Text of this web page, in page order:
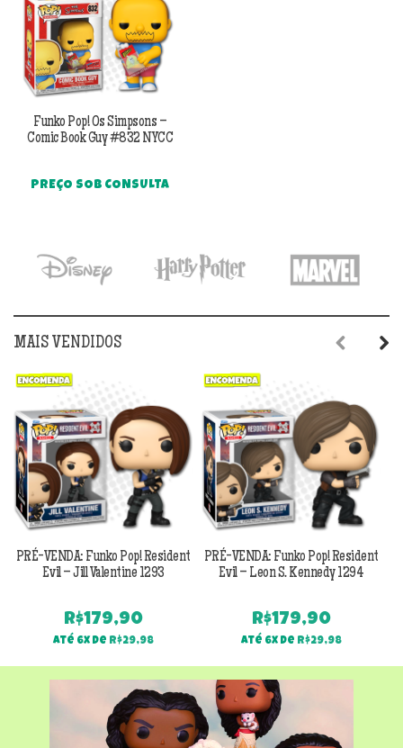
Funko Pop! Os Simpsons –
Comic Book Guy #832 NYCC
PREÇO SOB CONSULTA
MAIS VENDIDOS
PRÉ-VENDA: Funko Pop! Resident
Evil – Jill Valentine 1293
R$179,90
Até 6x de R$29,98
PRÉ-VENDA: Funko Pop! Resident
Evil – Leon S. Kennedy 1294
R$179,90
Até 6x de R$29,98